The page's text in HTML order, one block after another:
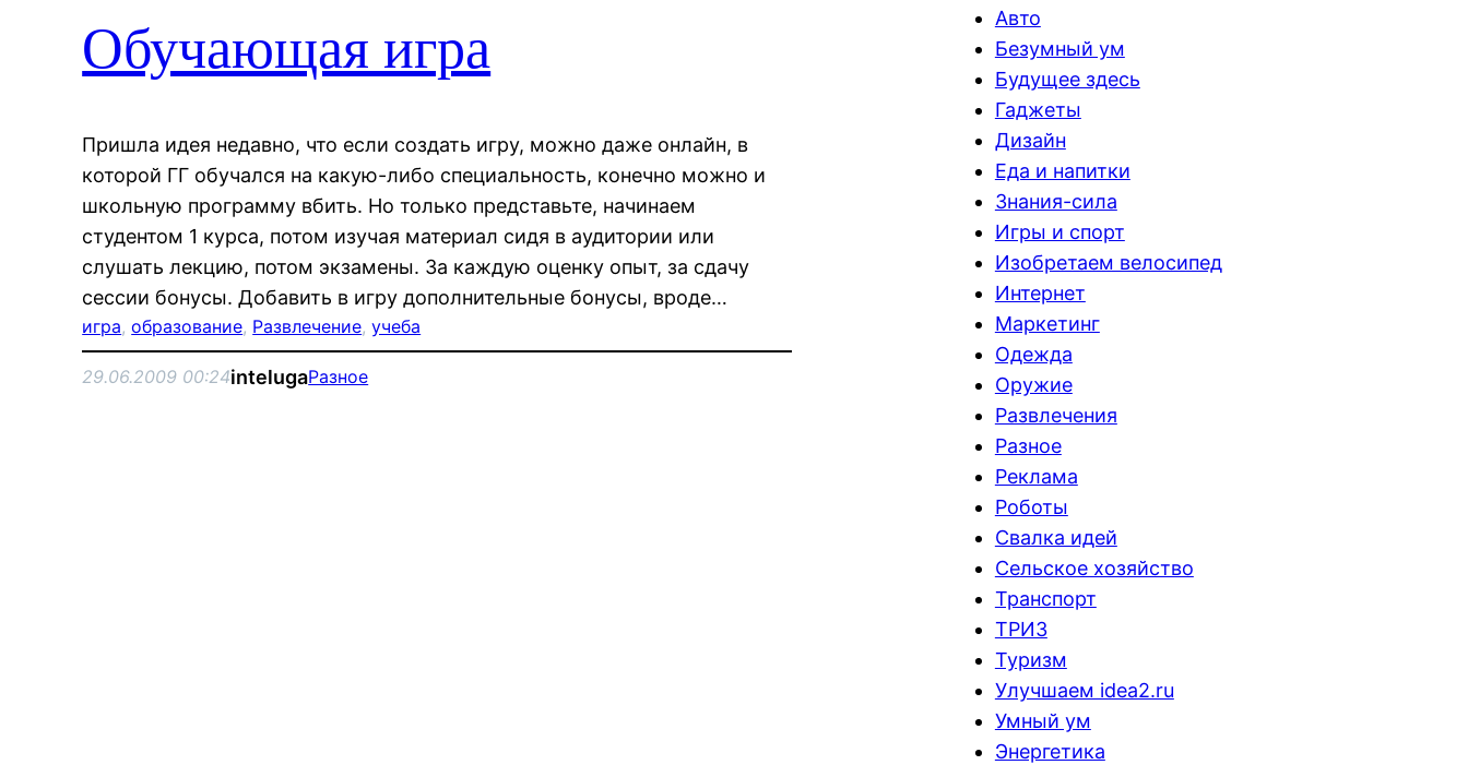
Обучающая игра
Пришла идея недавно, что если создать игру, можно даже онлайн, в
которой ГГ обучался на какую-либо специальность, конечно можно и
школьную программу вбить. Но только представьте, начинаем
студентом 1 курса, потом изучая материал сидя в аудитории или
слушать лекцию, потом экзамены. За каждую оценку опыт, за сдачу
сессии бонусы. Добавить в игру дополнительные бонусы, вроде…
игра, образование, Развлечение, учеба
29.06.2009 00:24intelugaРазное
Авто
Безумный ум
Будущее здесь
Гаджеты
Дизайн
Еда и напитки
Знания-сила
Игры и спорт
Изобретаем велосипед
Интернет
Маркетинг
Одежда
Оружие
Развлечения
Разное
Реклама
Роботы
Свалка идей
Сельское хозяйство
Транспорт
ТРИЗ
Туризм
Улучшаем idea2.ru
Умный ум
Энергетика